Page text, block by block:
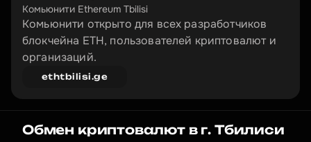
Комьюнити Ethereum Tbilisi
Комьюнити открыто для всех разработчиков
блокчейна ETH, пользователей криптовалют и
организаций.
ethtbilisi.ge
Обмен криптовалют в г. Тбилиси